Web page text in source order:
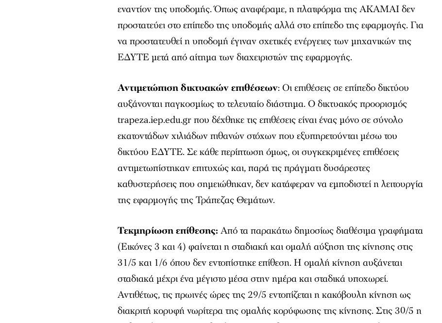
εναντίον της υποδομής. Όπως αναφέραμε, η πλατφόρμα της AKAMAI δεν
προστατεύει στο επίπεδο της υποδομής αλλά στο επίπεδο της εφαρμογής. Για
να προστατευθεί η υποδομή έγιναν σχετικές ενέργειες των μηχανικών της
ΕΔΥΤΕ μετά από αίτημα των διαχειριστών της εφαρμογής.
Αντιμετώπιση δικτυακών επιθέσεων: Οι επιθέσεις σε επίπεδο δικτύου
αυξάνονται παγκοσμίως το τελευταίο διάστημα. Ο δικτυακός προορισμός
trapeza.iep.edu.gr που δέχθηκε τις επιθέσεις είναι ένας μόνο σε σύνολο
εκατοντάδων χιλιάδων πιθανών στόχων που εξυπηρετούνται μέσω του
δικτύου ΕΔΥΤΕ. Σε κάθε περίπτωση όμως, οι συγκεκριμένες επιθέσεις
αντιμετωπίστηκαν επιτυχώς και, παρά τις πράγματι δυσάρεστες
καθυστερήσεις που σημειώθηκαν, δεν κατάφεραν να εμποδιστεί η λειτουργία
της εφαρμογής της Τράπεζας Θεμάτων.
Τεκμηρίωση επίθεσης: Από τα παρακάτω δημοσίως διαθέσιμα γραφήματα
(Εικόνες 3 και 4) φαίνεται η σταδιακή και ομαλή αύξηση της κίνησης στις
31/5 και 1/6 όπου δεν εντοπίστηκε επίθεση. Η ομαλή κίνηση αυξάνεται
σταδιακά μέχρι ένα μέγιστο μέσα στην ημέρα και σταδικά υποχωρεί.
Αντιθέτως, τις πρωινές ώρες της 29/5 εντοπίζεται η κακόβουλη κίνηση ως
διακριτή κορυφή νωρίτερα της ομαλής κορύφωσης της κίνησης. Στις 30/5 η